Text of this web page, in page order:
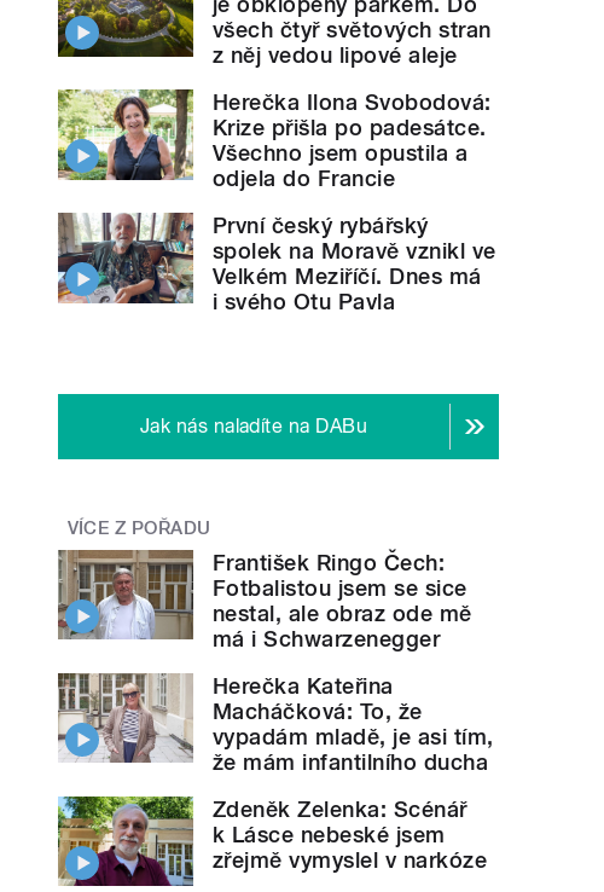
všech čtyř světových stran
z něj vedou lipové aleje
Herečka Ilona Svobodová:
Krize přišla po padesátce.
Všechno jsem opustila a
odjela do Francie
První český rybářský
spolek na Moravě vznikl ve
Velkém Meziříčí. Dnes má
i svého Otu Pavla
Jak nás naladíte na DABu
VÍCE Z POŘADU
František Ringo Čech:
Fotbalistou jsem se sice
nestal, ale obraz ode mě
má i Schwarzenegger
Herečka Kateřina
Macháčková: To, že
vypadám mladě, je asi tím,
že mám infantilního ducha
Zdeněk Zelenka: Scénář
k Lásce nebeské jsem
zřejmě vymyslel v narkóze